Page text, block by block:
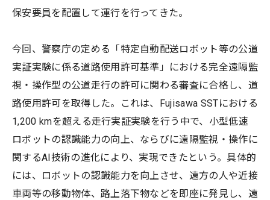
保安要員を配置して運行を行ってきた。
今回、警察庁の定める「特定自動配送ロボット等の公道
実証実験に係る道路使用許可基準」における完全遠隔監
視・操作型の公道走行の許可に関わる審査に合格し、道
路使用許可を取得した。これは、Fujisawa SSTにおける
1,200 kmを超える走行実証実験を行う中で、小型低速
ロボットの認識能力の向上、ならびに遠隔監視・操作に
関するAI技術の進化により、実現できたという。具体的
には、ロボットの認識能力を向上させ、遠方の人や近接
車両等の移動物体、路上落下物などを即座に発見し、遠